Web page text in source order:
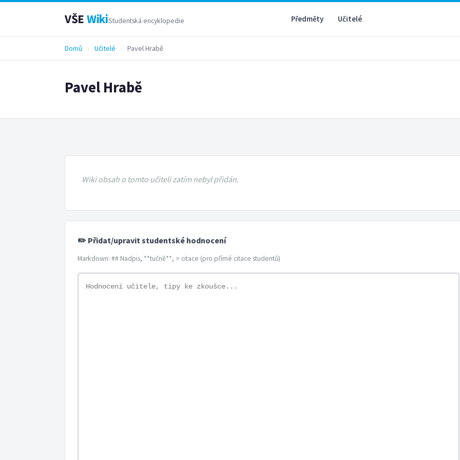
VŠE WikiStudentská encyklopedie Předměty Učitelé
Domů › Učitelé › Pavel Hrabě
Pavel Hrabě
Wiki obsah o tomto učiteli zatím nebyl přidán.
✏️ Přidat/upravit studentské hodnocení
Markdown: ## Nadpis, **tučně**, > citace (pro přímé citace studentů)